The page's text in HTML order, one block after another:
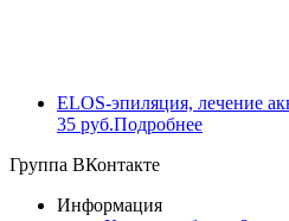
ELOS-эпиляция, лечение
35 руб.Подробнее
Группа ВКонтакте
Информация